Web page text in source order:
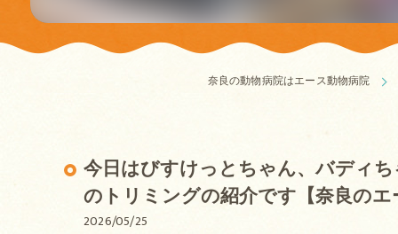
奈良の動物病院はエース動物病院
今日はびすけっとちゃん、バディ
のトリミングの紹介です【奈良の
2026/05/25